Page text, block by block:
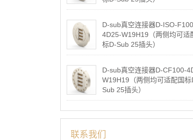
2026-05-07
D-sub真空连接器D-ISO-
4D25-W19H19（两侧均可适
标D-Sub 25插头）
2026-05-07
D-sub真空连接器D-CF100-
W19H19（两侧均可适配国标
Sub 25插头）
2026-05-07
联系我们